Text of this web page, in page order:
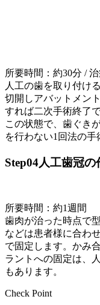
所要時間：約30分 /
人工の歯を取り付け
切開しアバットメン
すれば二次手術終了で
この状態で、歯ぐき
を行わない1回法の手
Step04人工歯冠
所要時間：約1週間
歯肉が治った時点で
などは患者様に合わ
で固定します。かみ
ラントへの固定は、
もあります。
Check Point